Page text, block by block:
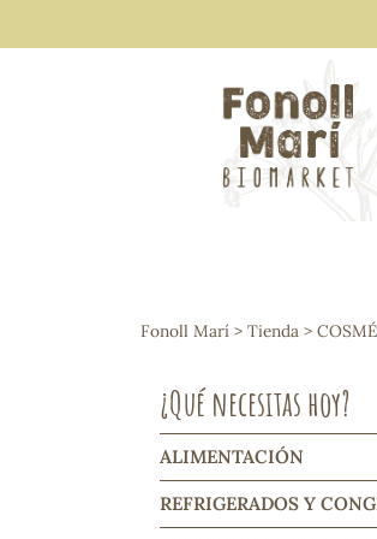
Arroces y
Frutos secos y
Cereales,
Galletas y dulces
Vinos y cavas
Condimentos y
Harinas y sémolas
Pasta
Fonoll Marí > Tienda >
¿Qué necesitas hoy?
ALIMENTACIÓN
REFRIGERADOS Y